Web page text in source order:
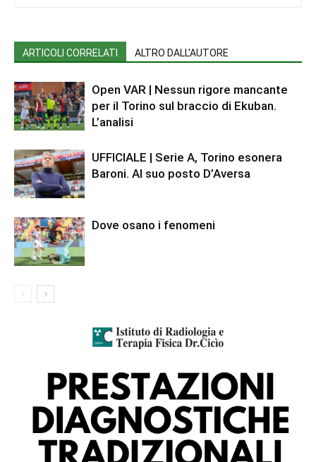
ARTICOLI CORRELATI ALTRO DALL'AUTORE
Open VAR | Nessun rigore mancante
per il Torino sul braccio di Ekuban.
L’analisi
UFFICIALE | Serie A, Torino esonera
Baroni. Al suo posto D’Aversa
Dove osano i fenomeni